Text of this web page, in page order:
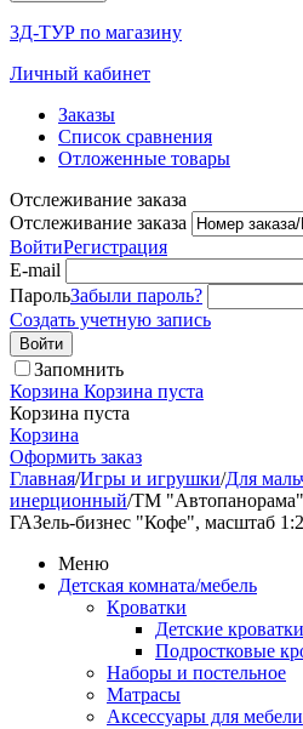
3Д-ТУР по магазину
Личный кабинет
Заказы
Список сравнения
Отложенные товары
Отслеживание заказа
Отслеживание заказа
ВойтиРегистрация
E-mail
ПарольЗабыли пароль?
Создать учетную запись
Войти
Запомнить
Корзина Корзина пуста
Корзина пуста
Корзина
Оформить заказ
Главная/Игры и игрушки/Для
инерционный/ТМ "Автопанорама"
ГАЗель-бизнес "Кофе", масштаб
Меню
Детская комната/мебель
Кроватки
Детские кроватки
Подростковые
Наборы и постельное
Матрасы
Аксессуары для мебели